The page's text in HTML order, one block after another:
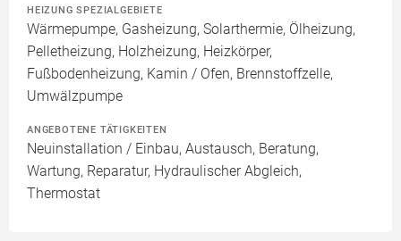
HEIZUNG SPEZIALGEBIETE
Wärmepumpe, Gasheizung, Solarthermie, Ölheizung,
Pelletheizung, Holzheizung, Heizkörper,
Fußbodenheizung, Kamin / Ofen, Brennstoffzelle,
Umwälzpumpe
ANGEBOTENE TÄTIGKEITEN
Neuinstallation / Einbau, Austausch, Beratung,
Wartung, Reparatur, Hydraulischer Abgleich,
Thermostat